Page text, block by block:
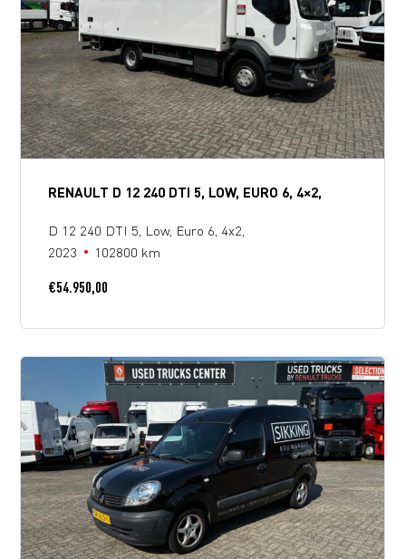
RENAULT D 12 240 DTI 5, LOW, EURO 6, 4×2,
D 12 240 DTI 5, Low, Euro 6, 4x2,
2023
102800 km
€54.950,00